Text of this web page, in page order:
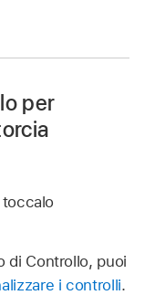
per
di Controllo, puoi
i controlli.